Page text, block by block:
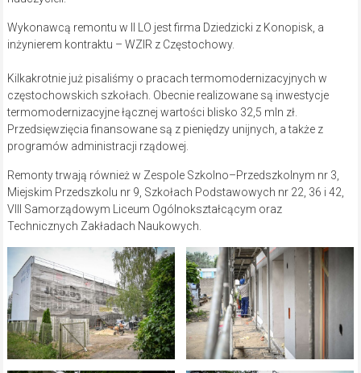
Wykonawcą remontu w II LO jest firma Dziedzicki z Konopisk, a
inżynierem kontraktu – WZIR z Częstochowy.
Kilkakrotnie już pisaliśmy o pracach termomodernizacyjnych w
częstochowskich szkołach. Obecnie realizowane są inwestycje
termomodernizacyjne łącznej wartości blisko 32,5 mln zł.
Przedsięwzięcia finansowane są z pieniędzy unijnych, a także z
programów administracji rządowej.
Remonty trwają również w Zespole Szkolno–Przedszkolnym nr 3,
Miejskim Przedszkolu nr 9, Szkołach Podstawowych nr 22, 36 i 42,
VIII Samorządowym Liceum Ogólnokształcącym oraz
Technicznych Zakładach Naukowych.